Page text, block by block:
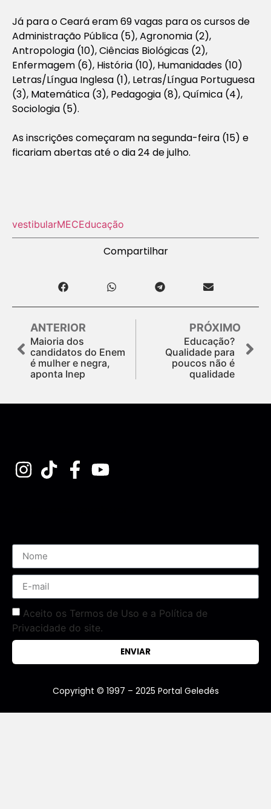
Já para o Ceará eram 69 vagas para os cursos de
Administração Pública (5), Agronomia (2),
Antropologia (10), Ciências Biológicas (2),
Enfermagem (6), História (10), Humanidades (10)
Letras/Língua Inglesa (1), Letras/Língua Portuguesa
(3), Matemática (3), Pedagogia (8), Química (4),
Sociologia (5).
As inscrições começaram na segunda-feira (15) e
ficariam abertas até o dia 24 de julho.
vestibularMECEducação
Compartilhar
ANTERIOR
Maioria dos
candidatos do Enem
é mulher e negra,
aponta Inep
PRÓXIMO
Educação?
Qualidade para
poucos não é
qualidade
Aceito os Termos de Uso e a Política de
Privacidade do site.
ENVIAR
Copyright © 1997 – 2025 Portal Geledés